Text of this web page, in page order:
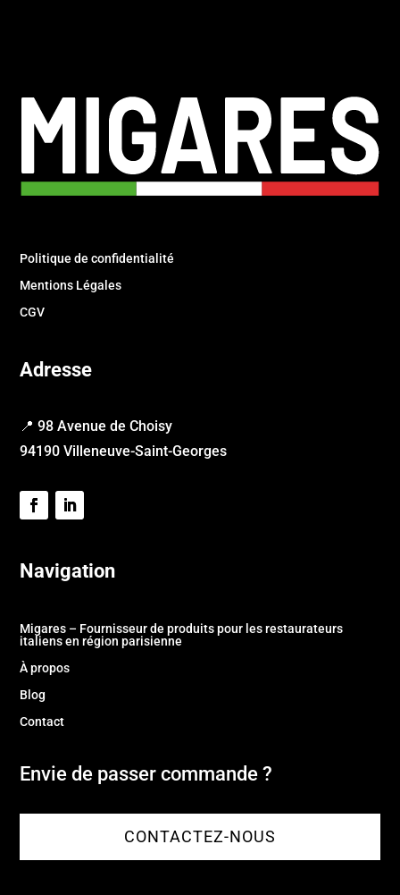
Politique de confidentialité
Mentions Légales
CGV
Adresse
📍 98 Avenue de Choisy
94190 Villeneuve-Saint-Georges
Navigation
Migares – Fournisseur de produits pour les restaurateurs
italiens en région parisienne
À propos
Blog
Contact
Envie de passer commande ?
CONTACTEZ-NOUS